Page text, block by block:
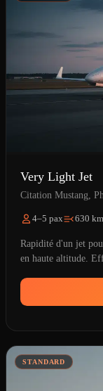
Very Light Jet
Citation Mustang,
4–5 pax 630
Rapidité d'un jet
en haute altitude.
STANDARD